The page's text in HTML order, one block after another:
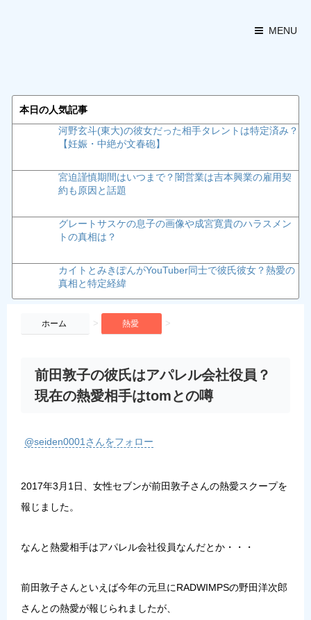
MENU
本日の人気記事
河野玄斗(東大)の彼女だった相手タレントは特定済み？
【妊娠・中絶が文春砲】
宮迫謹慎期間はいつまで？闇営業は吉本興業の雇用契
約も原因と話題
グレートサスケの息子の画像や成宮寛貴のハラスメン
トの真相は？
カイトとみきぽんがYouTuber同士で彼氏彼女？熱愛の
真相と特定経緯
ホーム > 熱愛 >
前田敦子の彼氏はアパレル会社役員？
現在の熱愛相手はtomとの噂
@seiden0001さんをフォロー
2017年3月1日、女性セブンが前田敦子さんの熱愛スクープを
報じました。
なんと熱愛相手はアパレル会社役員なんだとか・・・
前田敦子さんといえば今年の元旦にRADWIMPSの野田洋次郎
さんとの熱愛が報じられましたが、